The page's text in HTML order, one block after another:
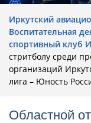
Иркутский
Воспитательная
cпортивный клуб
стритболу среди
организаций
лига – Юность
Областной